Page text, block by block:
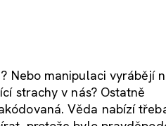
Nebo manipulaci vyrábějí
strachy v nás? Ostatně
Věda nabízí